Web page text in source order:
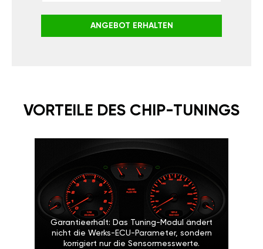
ANGEBOT ERHALTEN
VORTEILE DES CHIP-TUNINGS
Garantieerhalt: Das Tuning-Modul ändert
nicht die Werks-ECU-Parameter, sondern
korrigiert nur die Sensormesswerte.